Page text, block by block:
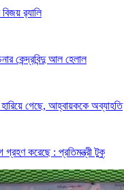
র‍্যালি
কেন্দ্রবিন্দু আল হেলাল
গেছে, আহ্বায়ককে অব্যাহতি
গ্রহণ করেছে : প্রতিমন্ত্রী টুকু